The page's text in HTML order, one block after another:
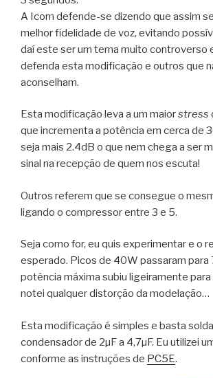
A Icom defende-se dizendo que assim
melhor fidelidade de voz, evitando
daí este ser um tema muito controverso
defenda esta modificação e outros que
aconselham.
Esta modificação leva a um maiorstress
que incrementa a potência em cerca de
seja mais 2.4dB o que nem chega a ser
sinal na recepção de quem nos escuta!
Outros referem que se consegue o
ligando o compressor entre 3 e 5.
Seja como for, eu quis experimentar e o
esperado. Picos de 40W passaram para
potência máxima subiu ligeiramente
notei qualquer distorção da modelação…
Esta modificação é simples e basta
condensador de 2µF a 4,7µF. Eu utilizei
conforme as instruções de PC5E.